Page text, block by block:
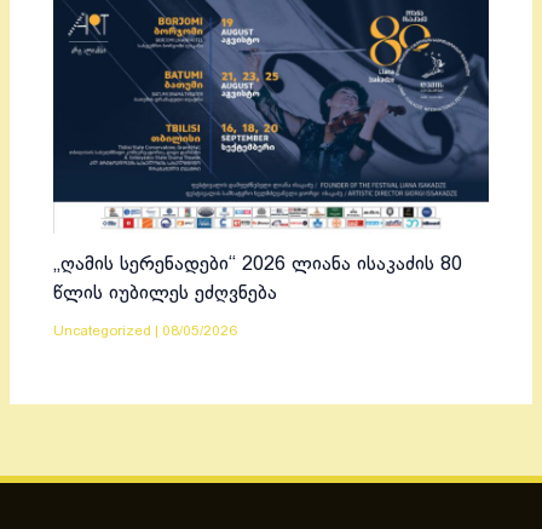
„ღამის სერენადები“ 2026 ლიანა ისაკაძის 80
წლის იუბილეს ეძღვნება
Uncategorized 08/05/2026